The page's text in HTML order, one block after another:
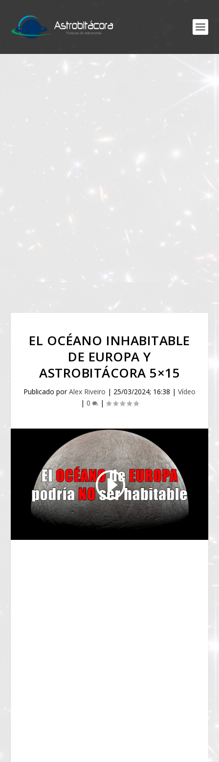
EL OCÉANO INHABITABLE
DE EUROPA Y
ASTROBITÁCORA 5×15
Publicado porAlex Riveiro | 25/03/2024; 16:38 | Vídeo
| 0 |